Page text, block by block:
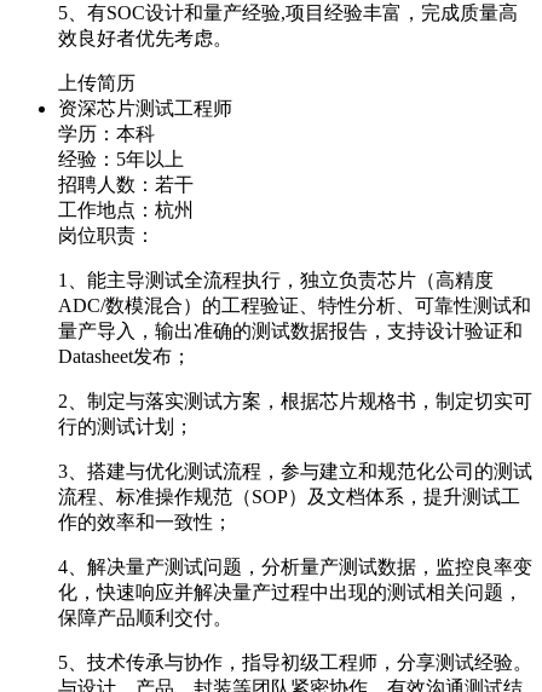
5、有SOC设计和量产经验,项目经验丰富，完成质量高
效良好者优先考虑。
上传简历
资深芯片测试工程师
学历：本科
经验：5年以上
招聘人数：若干
工作地点：杭州
岗位职责：
1、能主导测试全流程执行，独立负责芯片（高精度
ADC/数模混合）的工程验证、特性分析、可靠性测试和
量产导入，输出准确的测试数据报告，支持设计验证和
Datasheet发布；
2、制定与落实测试方案，根据芯片规格书，制定切实可
行的测试计划；
3、搭建与优化测试流程，参与建立和规范化公司的测试
流程、标准操作规范（SOP）及文档体系，提升测试工
作的效率和一致性；
4、解决量产测试问题，分析量产测试数据，监控良率变
化，快速响应并解决量产过程中出现的测试相关问题，
保障产品顺利交付。
5、技术传承与协作，指导初级工程师，分享测试经验。
与设计、产品、封装等团队紧密协作，有效沟通测试结